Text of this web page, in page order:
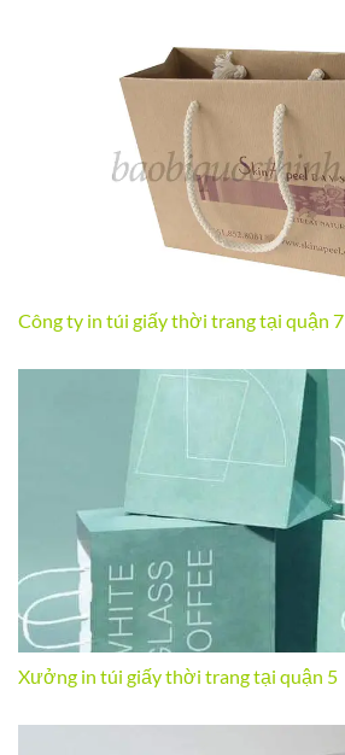
Công ty in túi giấy thời trang tại quận 7
Xưởng in túi giấy thời trang tại quận 5